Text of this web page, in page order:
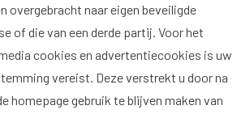
overgebracht naar eigen beveiligde
of die van een derde partij. Voor het
cookies en advertentiecookies is uw
vereist. Deze verstrekt u door na
homepage gebruik te blijven maken van